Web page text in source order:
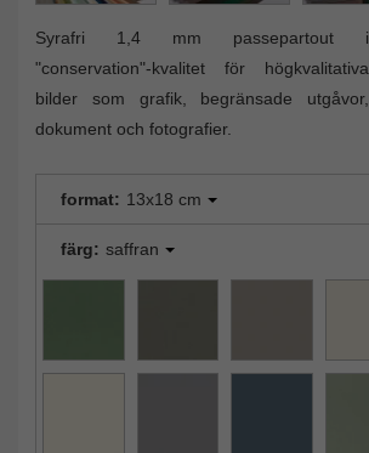
Syrafri 1,4 mm passepartout i
"conservation"-kvalitet för högkvalitativa
bilder som grafik, begränsade utgåvor,
dokument och fotografier.
format: 13x18 cm
färg: saffran